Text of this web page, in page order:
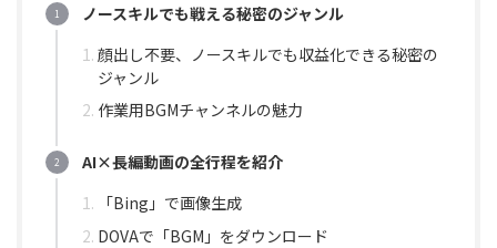
ノースキルでも戦える秘密のジャンル
顔出し不要、ノースキルでも収益化できる秘密の
ジャンル
作業用BGMチャンネルの魅力
AI×長編動画の全行程を紹介
「Bing」で画像生成
DOVAで「BGM」をダウンロード